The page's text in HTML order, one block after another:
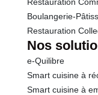
Boulangerie-
Restauration
Nos
e-Quilibre
Smart cuisine à
Smart cuisine à